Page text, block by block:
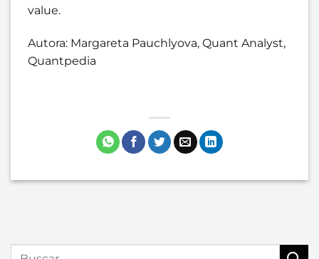
value.
Autora: Margareta Pauchlyova, Quant Analyst,
Quantpedia